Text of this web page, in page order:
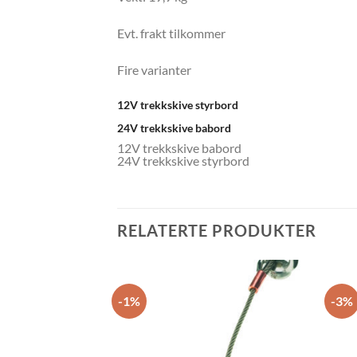
Evt. frakt tilkommer
Fire varianter
12V trekkskive styrbord
24V trekkskive babord
12V trekkskive babord
24V trekkskive styrbord
RELATERTE PRODUKTER
-1% -3%